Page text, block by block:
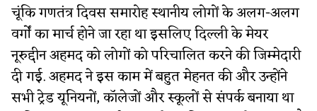
चूंकि गणतंत्र दिवस समारोह स्थानीय लोगों के अलग-अलग
वर्गों का मार्च होने जा रहा था इसलिए दिल्ली के मेयर
नूरुद्दीन अहमद को लोगों को परिचालित करने की जिम्मेदारी
दी गई. अहमद ने इस काम में बहुत मेहनत की और उन्होंने
सभी ट्रेड यूनियनों, कॉलेजों और स्कूलों से संपर्क बनाया था